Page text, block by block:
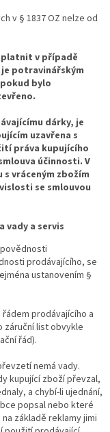
v § 1837 OZ nelze od
v případě
potravinářským
bylo
dárky, je
uzavřena s
práva kupujícího
účinnosti. V
vráceným zbožím
se smlouvou
a servis
prodávajícího, se
ustanovením §
prodávajícího a
záruční list obvykle
řád).
nemá vady.
kupující zboží převzal,
a chybí-li ujednání,
popsal nebo které
základě reklamy jimi